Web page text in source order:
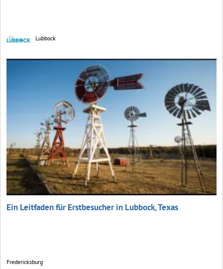
Lubbock
Ein Leitfaden für Erstbesucher in Lubbock, Texas
Fredericksburg